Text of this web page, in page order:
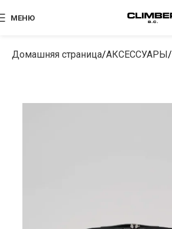
МЕНЮ
Домашняя страница АКСЕССУАРЫ